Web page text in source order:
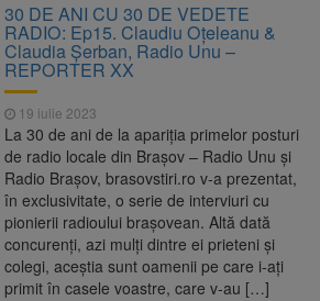
30 DE ANI CU 30 DE VEDETE
RADIO: Ep15. Claudiu Oțeleanu &
Claudia Șerban, Radio Unu –
REPORTER XX
19 iulie 2023
La 30 de ani de la apariția primelor posturi
de radio locale din Brașov – Radio Unu și
Radio Brașov, brasovstiri.ro v-a prezentat,
în exclusivitate, o serie de interviuri cu
pionierii radioului brașovean. Altă dată
concurenți, azi mulți dintre ei prieteni și
colegi, aceștia sunt oamenii pe care i-ați
primit în casele voastre, care v-au […]